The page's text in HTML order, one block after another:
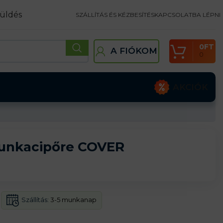
SZÁLLÍTÁS ÉS KÉZBESÍTÉSKAPCSOLATBA LÉPNI
A FIÓKOM 0
0FT
COVER
Szállítás: 3-5 munkanap